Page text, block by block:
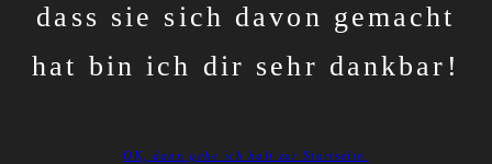
dass sie sich davon gemacht
hat bin ich dir sehr dankbar!
OK, dann gehe ich halt zur Startseite.